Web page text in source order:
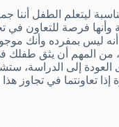
ليتعلم الطفل أننا
وأنها فرصة للتعاون في
أنه ليس بمفرده وأنك
من المهم أن يثق طفلك
إلى الدراسة،
تعاونتما في تجاوز